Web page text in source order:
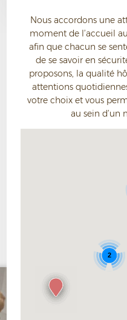
Nous accordons une
moment de l’accueil
afin que chacun se
de se savoir en
proposons, la qualité
attentions
votre choix et vous
au sein d’un
2
La vie des